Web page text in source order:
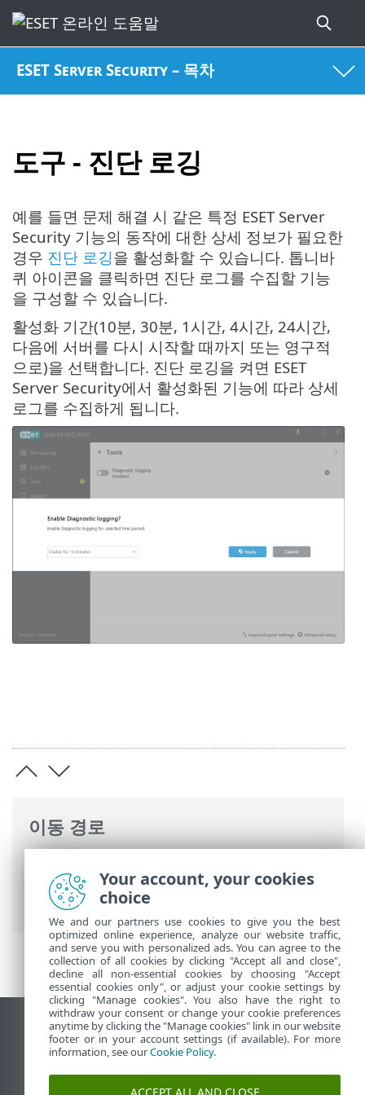
ESET Server Security – 목차
도구 - 진단 로깅
이동 경로
명령과 함께 ESET Server Security>설정
> 도구 - 진단 로깅
예를 들면 문제 해결 시 같은 특정 ESET Server
Security 기능의 동작에 대한 상세 정보가 필요한
경우 진단 로깅을 활성화할 수 있습니다. 톱니바
퀴 아이콘을 클릭하면 진단 로그를 수집할 기능
을 구성할 수 있습니다.
활성화 기간(10분, 30분, 1시간, 4시간, 24시간,
다음에 서버를 다시 시작할 때까지 또는 영구적
으로)을 선택합니다. 진단 로깅을 켜면 ESET
Server Security에서 활성화된 기능에 따라 상세
로그를 수집하게 됩니다.
데스크톱 사이트 보기
End of Life
ESET 지식 베이스
Your account, your cookies
choice
We and our partners use cookies to give you the best
optimized online experience, analyze our website traffic,
and serve you with personalized ads. You can agree to the
collection of all cookies by clicking "Accept all and close",
decline all non-essential cookies by choosing "Accept
essential cookies only", or adjust your cookie settings by
clicking "Manage cookies". You also have the right to
withdraw your consent or change your cookie preferences
anytime by clicking the "Manage cookies" link in our website
footer or in your account settings (if available). For more
information, see ourCookie Policy.